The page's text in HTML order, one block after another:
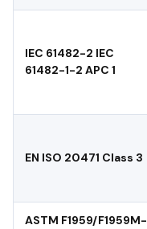
IEC 61482-2 IEC
61482-1-2 APC 1
EN ISO 20471 Class 3
ASTM F1959/F1959M-